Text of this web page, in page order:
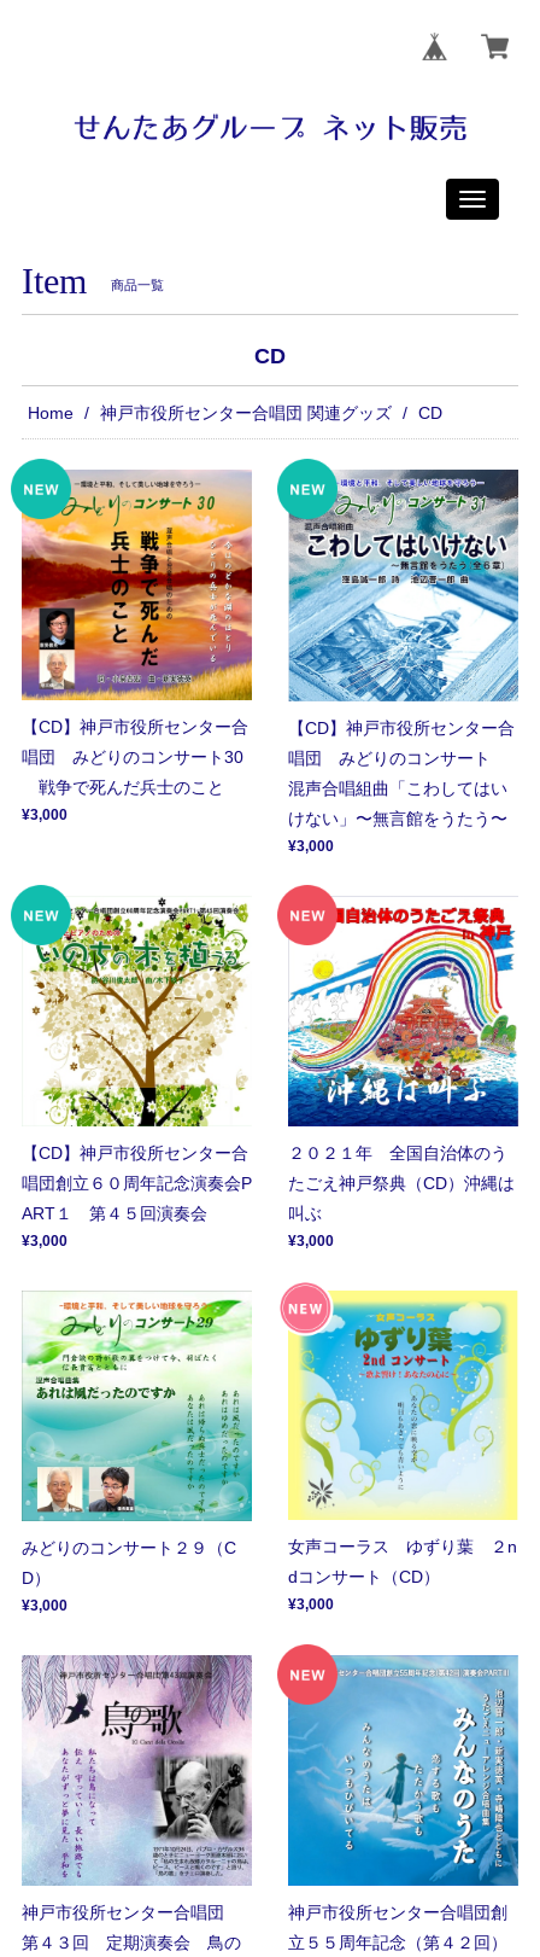
Toggle
Item 商品一覧
CD
Home 神戸市役所センター合唱団 関連グッズ CD
【CD】神戸市役所センター合
唱団 みどりのコンサート30
戦争で死んだ兵士のこと
¥3,000
【CD】神戸市役所センター合
唱団 みどりのコンサート
混声合唱組曲「こわしてはい
けない」〜無言館をうたう〜
¥3,000
【CD】神戸市役所センター合
唱団創立６０周年記念演奏会P
ART１ 第４５回演奏会
¥3,000
２０２１年 全国自治体のう
たごえ神戸祭典（CD）沖縄は
叫ぶ
¥3,000
みどりのコンサート２９（C
D）
¥3,000
女声コーラス ゆずり葉 ２n
dコンサート（CD）
¥3,000
神戸市役所センター合唱団
第４３回 定期演奏会 鳥の
神戸市役所センター合唱団創
立５５周年記念（第４２回）